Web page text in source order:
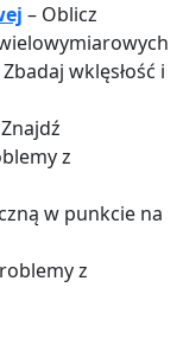
– Oblicz
Zbadaj wklęsłość i
z
w punkcie na
z